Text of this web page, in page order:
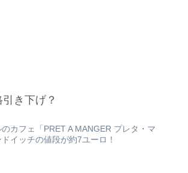
き下げ？
カフェ「PRET A MANGER プレタ・マ
イッチの値段が約7ユーロ！